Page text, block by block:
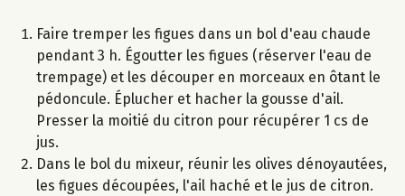
Faire tremper les figues dans un bol d'eau chaude
pendant 3 h. Égoutter les figues (réserver l'eau de
trempage) et les découper en morceaux en ôtant le
pédoncule. Éplucher et hacher la gousse d'ail.
Presser la moitié du citron pour récupérer 1 cs de
jus.
Dans le bol du mixeur, réunir les olives dénoyautées,
les figues découpées, l'ail haché et le jus de citron.